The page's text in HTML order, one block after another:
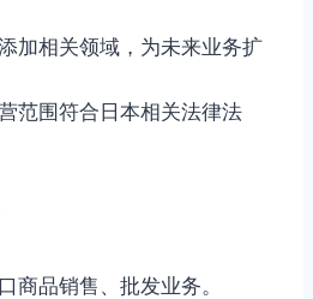
加相关领域，为未来业务扩
范围符合日本相关法律法
商品销售、批发业务。